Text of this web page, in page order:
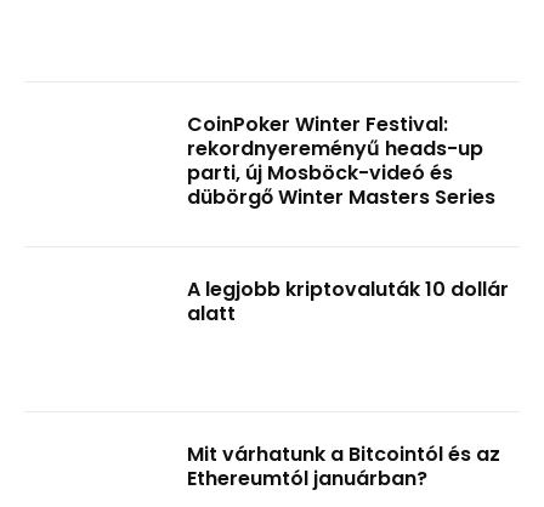
CoinPoker Winter Festival:
rekordnyereményű heads-up
parti, új Mosböck-videó és
dübörgő Winter Masters Series
A legjobb kriptovaluták 10 dollár
alatt
Mit várhatunk a Bitcointól és az
Ethereumtól januárban?